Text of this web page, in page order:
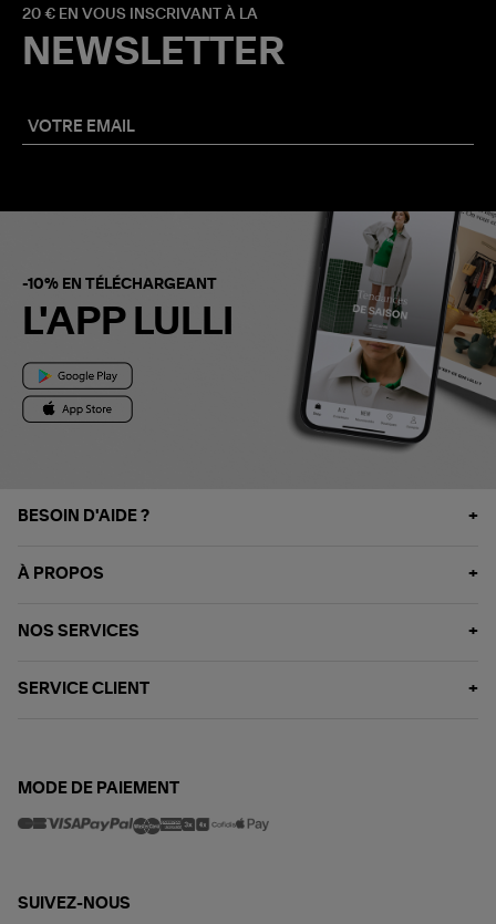
20 € EN VOUS INSCRIVANT À LA
NEWSLETTER
-10% EN TÉLÉCHARGEANT
L'APP LULLI
BESOIN D'AIDE ?
À PROPOS
NOS SERVICES
SERVICE CLIENT
MODE DE PAIEMENT
SUIVEZ-NOUS